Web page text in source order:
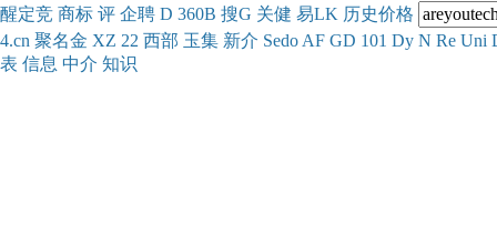
醒定竞 商标 评 企聘 D 360B 搜G 关健 易LK 历史价格
4.cn 聚名金 XZ 22 西部 玉集 新介 Sedo AF GD 101 Dy N Re Uni
表 信息 中介 知识